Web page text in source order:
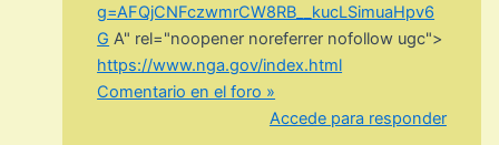
g=AFQjCNFczwmrCW8RB__kucLSimuaHpv6
G A" rel="noopener noreferrer nofollow ugc">
https://www.nga.gov/index.html
Comentario en el foro »
Accede para responder